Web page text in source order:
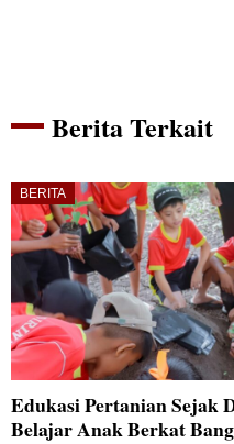
Berita Terkait
BERITA
Edukasi Pertanian Sejak
Belajar Anak Berkat